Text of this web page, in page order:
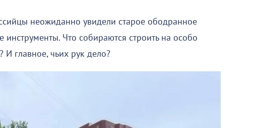
неожиданно увидели старое ободранное
Что собираются строить на особо
главное, чьих рук дело?